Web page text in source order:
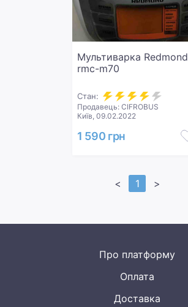
Мультиварка Redmond
rmc-m70
Стан:
Продавець: CIFROBUS
Київ, 09.02.2022
1 590 грн
< 1 >
Про платформу
Оплата
Доставка